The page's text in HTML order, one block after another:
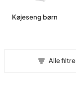
Køjeseng børn
Alle filtre